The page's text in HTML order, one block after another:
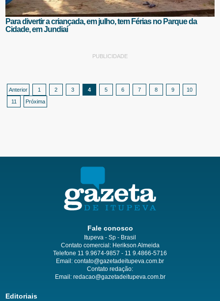
Para divertir a criançada, em julho, tem Férias no Parque da
Cidade, em Jundiaí
PUBLICIDADE
Anterior 1 2 3 4 5 6 7 8 9
10
11
Próxima
Fale conosco
Itupeva - Sp - Brasil
Contato comercial: Herikson Almeida
Telefone 11 9.9674-9857 - 11 9.4866-5716
Email: contato@gazetadeitupeva.com.br
Contato redação:
Email: redacao@gazetadeitupeva.com.br
Editoriais